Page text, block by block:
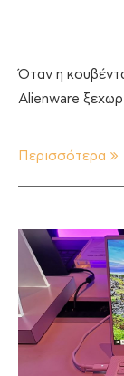
Όταν η
Alienware
Περισσότερα